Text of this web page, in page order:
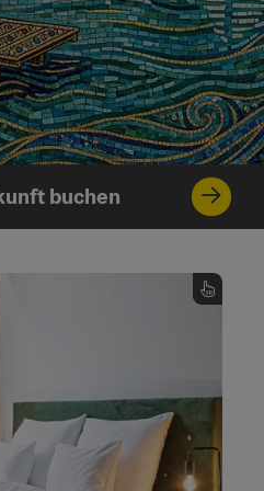
buchen
mit
Charakter. Egal ob,
luxuriöse Unterkunft
Sie Ihren Urlaub zu